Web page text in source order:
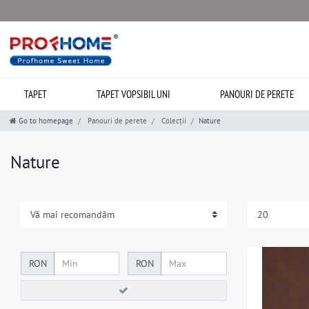
TAPET TAPET VOPSIBIL UNI PANOURI DE PERETE
Go to homepage Panouri de perete Colecții Nature
Nature
RON RON